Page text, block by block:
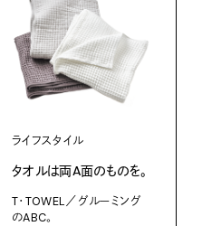
ライフスタイル
タオルは両A面のものを。
T・TOWEL／グルーミング
のABC。